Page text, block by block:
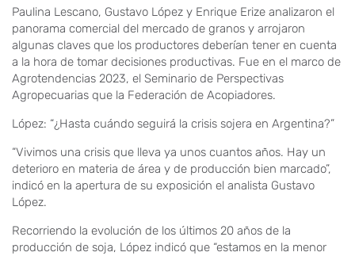
Paulina Lescano, Gustavo López y Enrique Erize analizaron el
panorama comercial del mercado de granos y arrojaron
algunas claves que los productores deberían tener en cuenta
a la hora de tomar decisiones productivas. Fue en el marco de
Agrotendencias 2023, el Seminario de Perspectivas
Agropecuarias que la Federación de Acopiadores.
López: “¿Hasta cuándo seguirá la crisis sojera en Argentina?”
“Vivimos una crisis que lleva ya unos cuantos años. Hay un
deterioro en materia de área y de producción bien marcado”,
indicó en la apertura de su exposición el analista Gustavo
López.
Recorriendo la evolución de los últimos 20 años de la
producción de soja, López indicó que “estamos en la menor